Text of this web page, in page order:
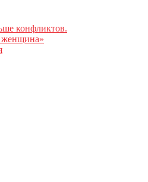
конфликтов.
женщина»